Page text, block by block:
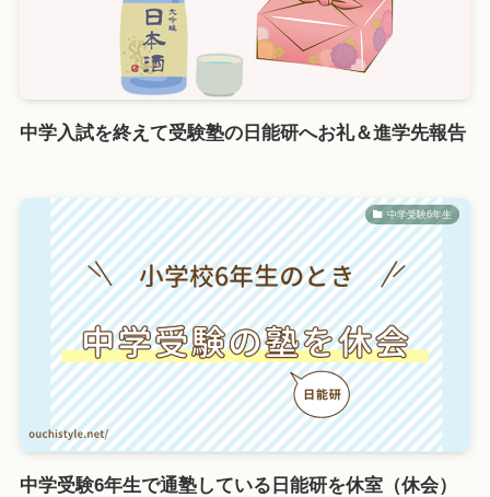
中学入試を終えて受験塾の日能研へお礼＆進学先報告
中学受験6年生
中学受験6年生で通塾している日能研を休室（休会）